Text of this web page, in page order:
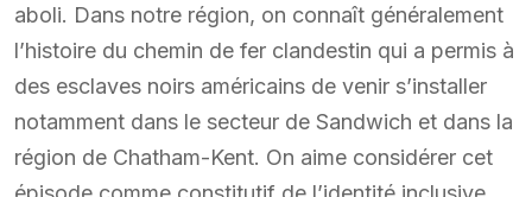
aboli. Dans notre région, on connaît généralement
l’histoire du chemin de fer clandestin qui a permis à
des esclaves noirs américains de venir s’installer
notamment dans le secteur de Sandwich et dans la
région de Chatham-Kent. On aime considérer cet